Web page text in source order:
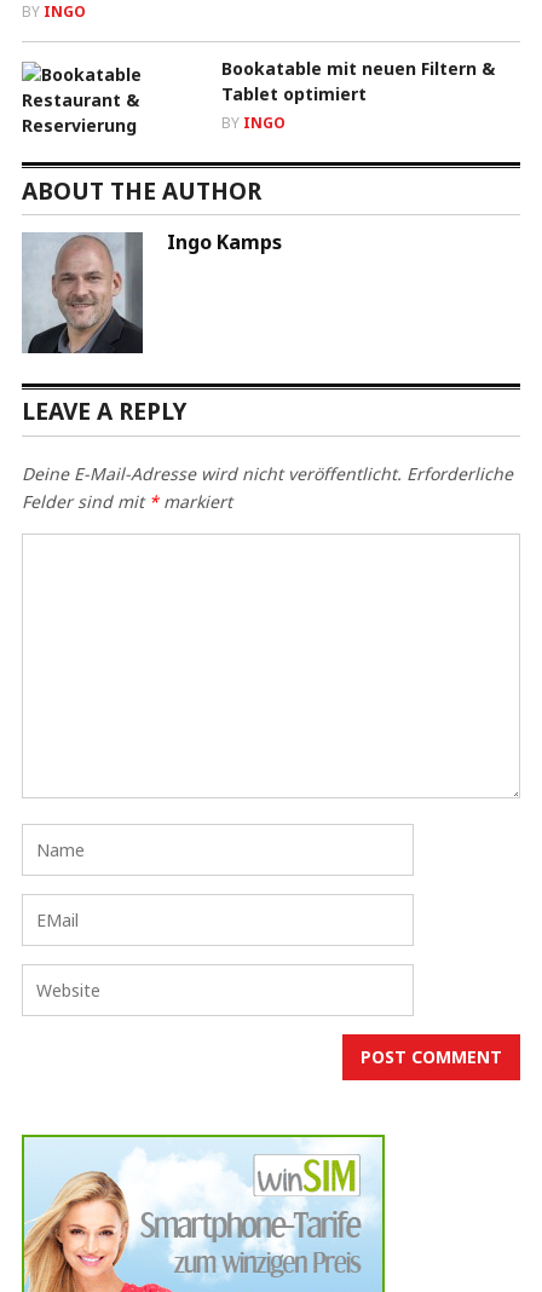
BY INGO
Bookatable mit neuen Filtern &
Tablet optimiert
BY INGO
ABOUT THE AUTHOR
Ingo Kamps
LEAVE A REPLY
Deine E-Mail-Adresse wird nicht veröffentlicht. Erforderliche
Felder sind mit *markiert